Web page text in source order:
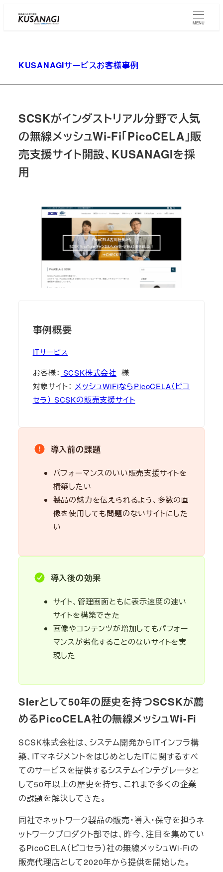
Skip
MENU
KUSANAGIサービスお客様事例
SCSKがインダストリアル分野で人気
の無線メッシュWi-Fi「PicoCELA」販
売支援サイト開設、KUSANAGIを採
用
事例概要
ITサービス
お客様： SCSK株式会社 様
対象サイト： メッシュWiFiならPicoCELA（ピコ
セラ） SCSKの販売支援サイト
導入前の課題
パフォーマンスのいい販売支援サイトを
構築したい
製品の魅力を伝えられるよう、多数の画
像を使用しても問題のないサイトにした
い
導入後の効果
サイト、管理画面ともに表示速度の速い
サイトを構築できた
画像やコンテンツが増加してもパフォー
マンスが劣化することのないサイトを実
現した
SIerとして50年の歴史を持つSCSKが薦
めるPicoCELA社の無線メッシュWi-Fi
SCSK株式会社は、システム開発からITインフラ構
築、ITマネジメントをはじめとしたITに関するすべ
てのサービスを提供するシステムインテグレータと
して50年以上の歴史を持ち、これまで多くの企業
の課題を解決してきた。
同社でネットワーク製品の販売・導入・保守を担うネ
ットワークプロダクト部では、昨今、注目を集めてい
るPicoCELA（ピコセラ）社の無線メッシュWi-Fiの
販売代理店として2020年から提供を開始した。